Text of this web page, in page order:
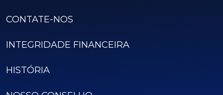
CONTATE-NOS
INTEGRIDADE FINANCEIRA
HISTÓRIA